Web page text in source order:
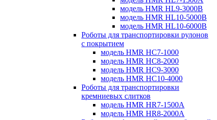
модель HMR HL9-3000B
модель HMR HL10-5000B
модель HMR HL10-6000B
Роботы для транспортировки рулонов
с покрытием
модель HMR HC7-1000
модель HMR HC8-2000
модель HMR HC9-3000
модель HMR HC10-4000
Роботы для транспортировки
кремниевых слитков
модель HMR HR7-1500A
модель HMR HR8-2000A